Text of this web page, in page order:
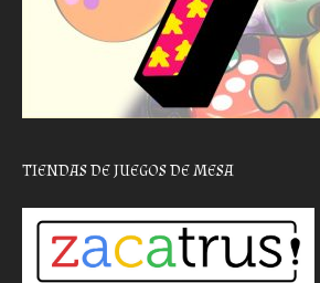
TIENDAS DE JUEGOS DE MESA